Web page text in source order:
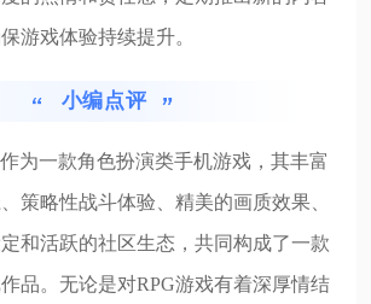
游戏体验持续提升。
小编点评
为一款角色扮演类手机游戏，其丰富
策略性战斗体验、精美的画质效果、
和活跃的社区生态，共同构成了一款
品。无论是对RPG游戏有着深厚情结